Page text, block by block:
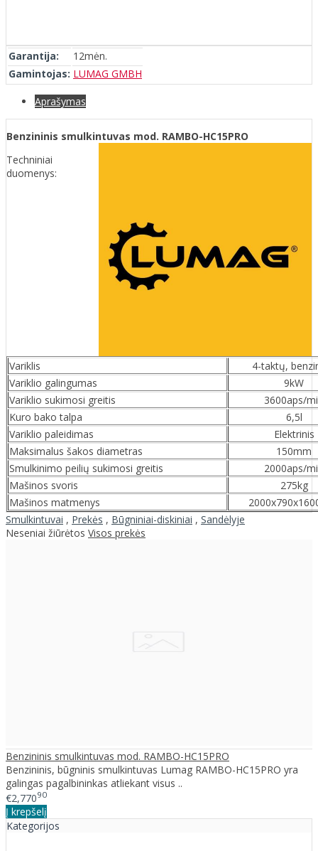
Garantija:
12mėn.
Gamintojas: LUMAG GMBH
Aprašymas
Benzininis smulkintuvas mod. RAMBO-HC15PRO
Techniniai
duomenys:
Variklis
4-taktų,
Variklio galingumas
9kW
Variklio sukimosi greitis
3600aps/
Kuro bako talpa
6,5l
Variklio paleidimas
Elektrinis
Maksimalus šakos diametras
150mm
Smulkinimo peilių sukimosi greitis
2000aps/
Mašinos svoris
275kg
Mašinos matmenys
Smulkintuvai , Prekės , Būgniniai-diskiniai , Sandėlyje
Neseniai žiūrėtos Visos prekės
Benzininis smulkintuvas mod. RAMBO-HC15PRO
Benzininis, būgninis smulkintuvas Lumag RAMBO-HC15PRO yra
galingas pagalbininkas atliekant visus ..
€2,77090
Į krepšelį
Kategorijos